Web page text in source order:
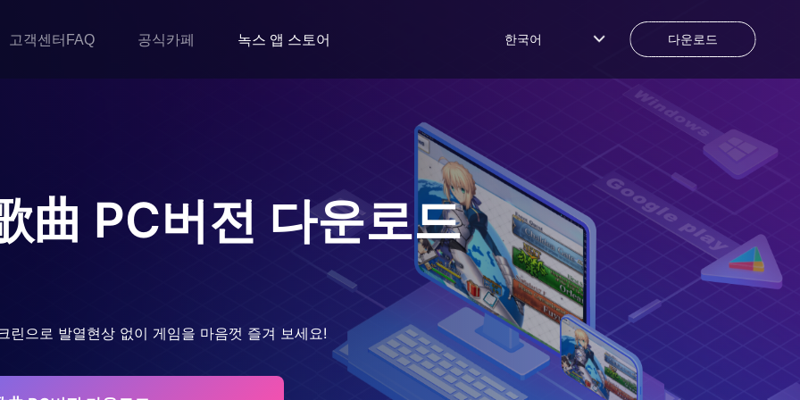
고객센터FAQ 공식카페 녹스 앱 스토어 한국어 다운로드
曲 PC버전 다운로드
린으로 발열현상 없이 게임을 마음껏 즐겨 보세요!